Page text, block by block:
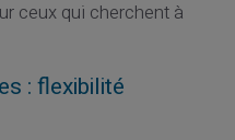
ceux qui cherchent à
: flexibilité